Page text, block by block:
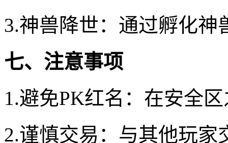
3.神兽降世：通过孵化
七、注意事项
1.避免PK红名：在安全
2.谨慎交易：与其他玩